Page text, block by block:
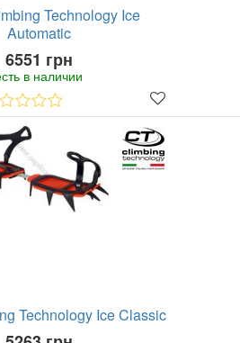
Technology Ice
Automatic
6551 грн
в наличии
Technology Ice Classic